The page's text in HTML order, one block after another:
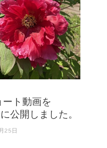
ト動画を
公開しました。
25日